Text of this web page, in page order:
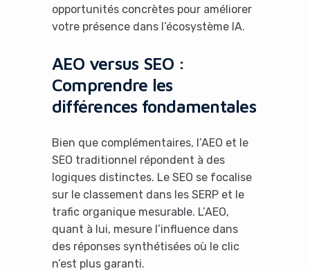
opportunités concrètes pour améliorer
votre présence dans l’écosystème IA.
AEO versus SEO :
Comprendre les
différences fondamentales
Bien que complémentaires, l’AEO et le
SEO traditionnel répondent à des
logiques distinctes. Le SEO se focalise
sur le classement dans les SERP et le
trafic organique mesurable. L’AEO,
quant à lui, mesure l’influence dans
des réponses synthétisées où le clic
n’est plus garanti.